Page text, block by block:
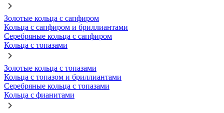
Золотые кольца с сапфиром
Кольца с сапфиром и бриллиантами
Серебряные кольца с сапфиром
Кольца с топазами
Золотые кольца с топазами
Кольца с топазом и бриллиантами
Серебряные кольца с топазами
Кольца с фианитами